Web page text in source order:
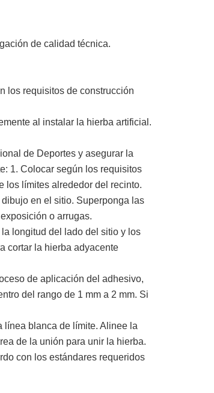
de calidad técnica.
los requisitos de construcción
al instalar la hierba artificial.
de Deportes y asegurar la
1. Colocar según los requisitos
los límites alrededor del recinto.
en el sitio. Superponga las
o arrugas.
longitud del lado del sitio y los
cortar la hierba adyacente
de aplicación del adhesivo,
del rango de 1 mm a 2 mm. Si
línea blanca de límite. Alinee la
de la unión para unir la hierba.
con los estándares requeridos